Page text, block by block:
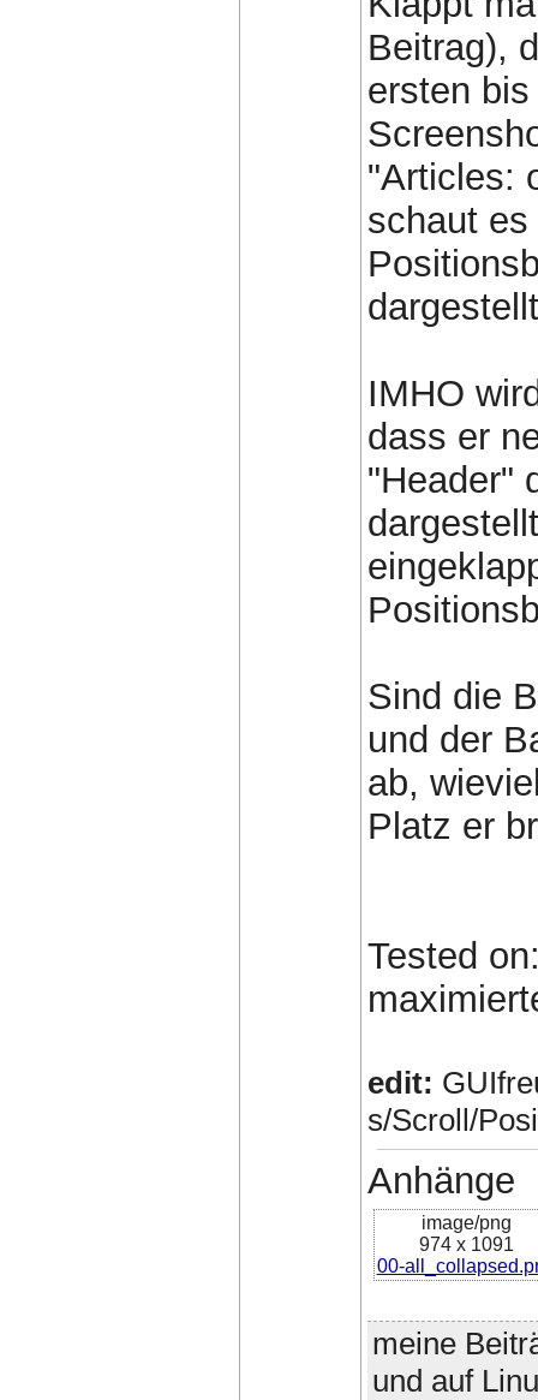
Beitrag),
ersten
"Articles:
schaut
IMHO
dass er
"Header"
Sind die
und der
ab,
Platz er
Tested
edit:
s/Scroll/
Anhänge
image/png
974 x 1091
00-
meine
und auf